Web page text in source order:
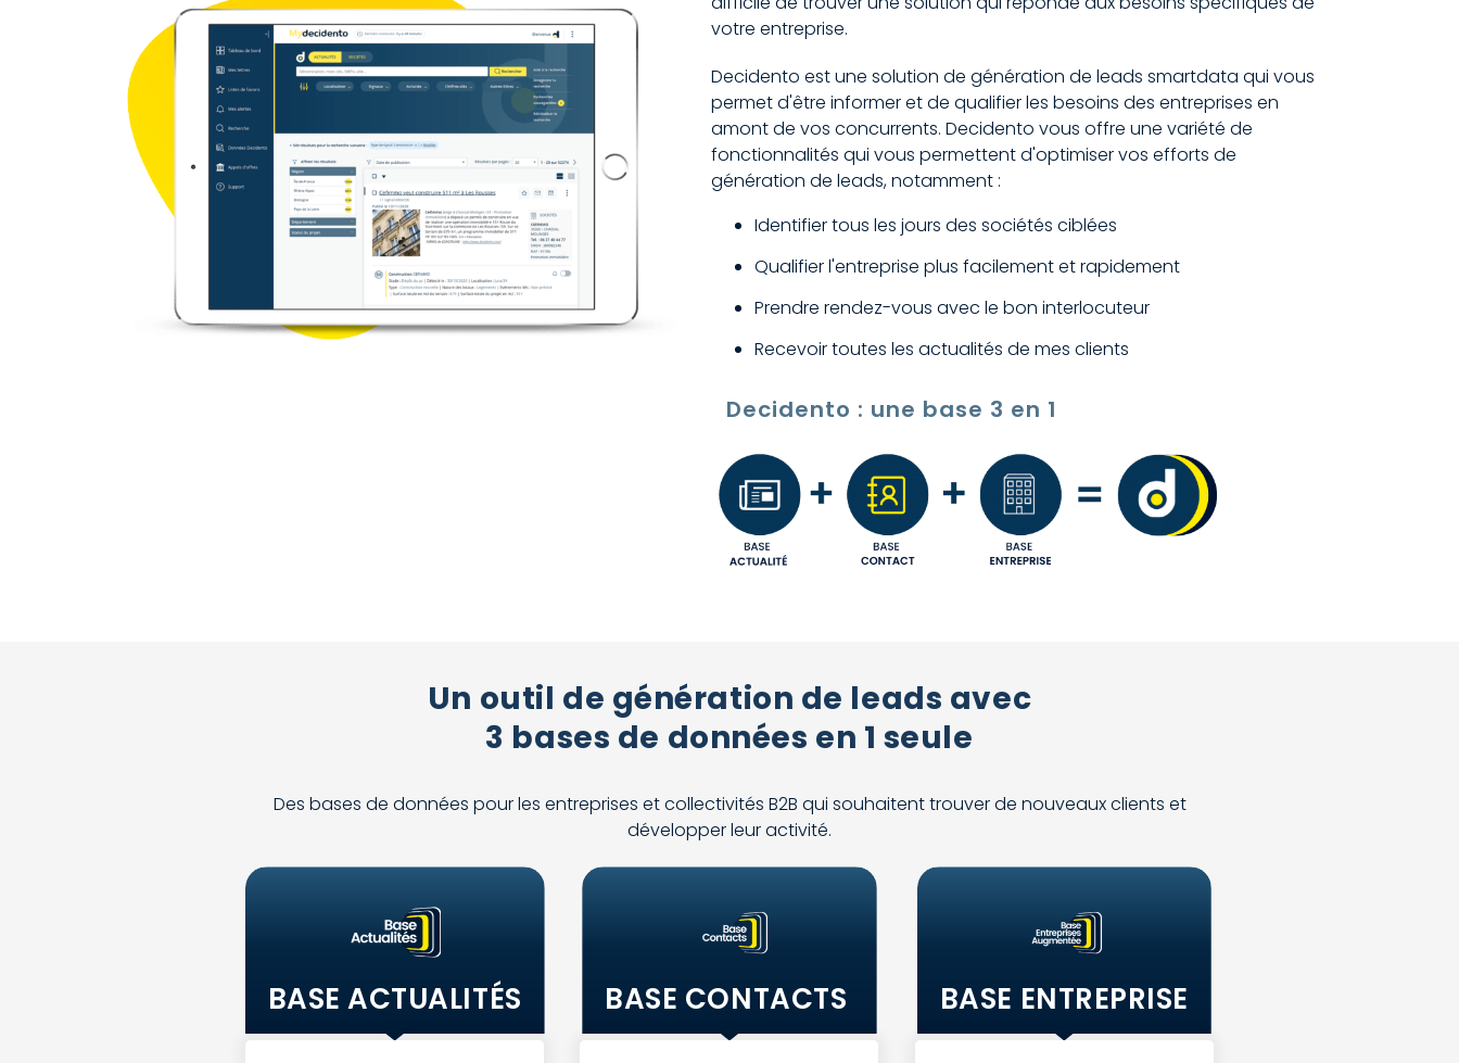
votre entreprise.
Decidento est une solution de génération de leads smartdata qui vous
permet d'être informer et de qualifier les besoins des entreprises en
amont de vos concurrents. Decidento vous offre une variété de
fonctionnalités qui vous permettent d'optimiser vos efforts de
génération de leads, notamment :
Identifier tous les jours des sociétés ciblées
Qualifier l'entreprise plus facilement et rapidement
Prendre rendez-vous avec le bon interlocuteur
Recevoir toutes les actualités de mes clients
Decidento : une base 3 en 1
Un outil de génération de leads avec
3 bases de données en 1 seule
Des bases de données pour les entreprises et collectivités B2B qui souhaitent trouver de nouveaux clients et
développer leur activité.
BASE ACTUALITÉS BASE CONTACTS BASE ENTREPRISE